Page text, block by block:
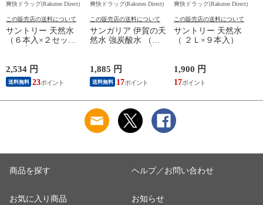
爽快ドラッグ(Rakuten Direct)
この販売店の送料について
サントリー 天然水
（６本入×２セット
2,534 円
送料無料 23
爽快ドラッグ(Rakuten Direct)
この販売店の送料について
サンガリア 伊賀の天
然水 強炭酸水 （５
1,885 円
送料無料 17
爽快ドラッグ(Rakuten Direct)
この販売店の送料について
サントリー 天然水
（ ２Ｌ×９本入）
1,900 円
17
商品を探す
お気に入り商品
ヘルプ／お問い合わせ
お知らせ